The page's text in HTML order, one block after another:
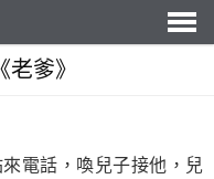
導
爹》
電話，喚兒子接他，兒